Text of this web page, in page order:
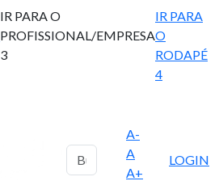
IR PARA O
PROFISSIONAL/EMPRESA
3
IR PARA
O
RODAPÉ
4
A-
A
A+
LOGIN